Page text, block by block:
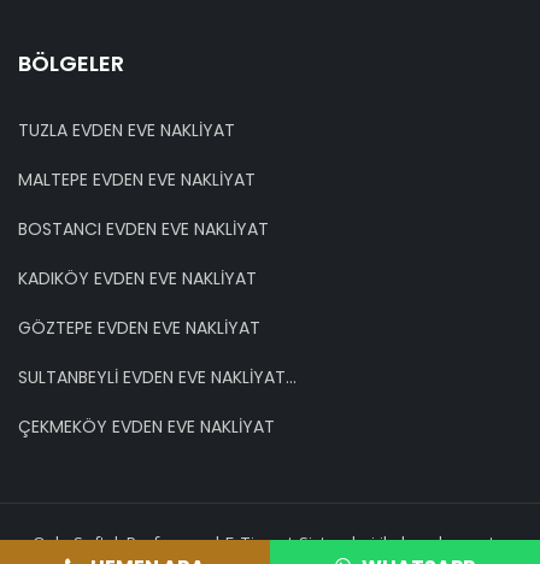
BÖLGELER
TUZLA EVDEN EVE NAKLİYAT
MALTEPE EVDEN EVE NAKLİYAT
BOSTANCI EVDEN EVE NAKLİYAT
KADIKÖY EVDEN EVE NAKLİYAT
GÖZTEPE EVDEN EVE NAKLİYAT
SULTANBEYLİ EVDEN EVE NAKLİYAT...
ÇEKMEKÖY EVDEN EVE NAKLİYAT
OnkaSoft | Profesyonel E-Ticaret Sistemleri ile hazırlanmıştır.